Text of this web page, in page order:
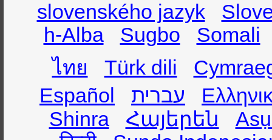
slovenského jazyk
h-Alba
Sugbo
Somali
ไทย
Türk dili
Español
עברית
Shinra
Հայերեն